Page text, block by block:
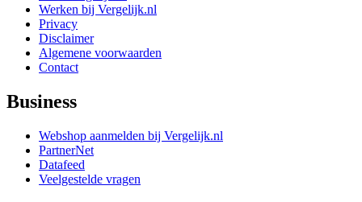
Werken bij Vergelijk.nl
Privacy
Disclaimer
Algemene voorwaarden
Contact
Business
Webshop aanmelden bij Vergelijk.nl
PartnerNet
Datafeed
Veelgestelde vragen